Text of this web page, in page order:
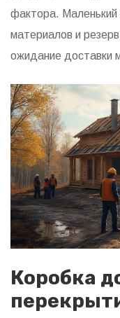
фактора. Маленький
материалов и
ожидание доставки
Коробка